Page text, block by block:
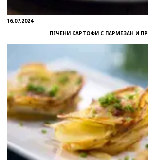
16.07.2024
ПЕЧЕНИ КАРТОФИ С ПАРМЕЗАН И